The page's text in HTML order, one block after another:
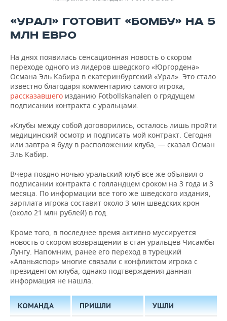
«УРАЛ» ГОТОВИТ «БОМБУ» НА 5
МЛН ЕВРО
На днях появилась сенсационная новость о скором
переходе одного из лидеров шведского «Юргордена»
Османа Эль Кабира в екатеринбургский «Урал». Это стало
известно благодаря комментарию самого игрока,
рассказавшего изданию Fotbollskanalen о грядущем
подписании контракта с уральцами.
«Клубы между собой договорились, осталось лишь пройти
медицинский осмотр и подписать мой контракт. Сегодня
или завтра я буду в расположении клуба, — сказал Осман
Эль Кабир.
Вчера поздно ночью уральский клуб все же объявил о
подписании контракта с голландцем сроком на 3 года и 3
месяца. По информации все того же шведского издания,
зарплата игрока составит около 3 млн шведских крон
(около 21 млн рублей) в год.
Кроме того, в последнее время активно муссируется
новость о скором возвращении в стан уральцев Чисамбы
Лунгу. Напомним, ранее его переход в турецкий
«Аланьяспор» многие связали с конфликтом игрока с
президентом клуба, однако подтверждения данная
информация не нашла.
КОМАНДА ПРИШЛИ УШЛИ